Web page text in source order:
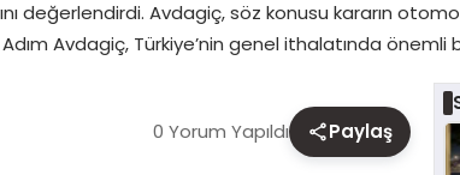
değerlendirdi. Avdagiç, söz konusu kararın
Avdagiç, Türkiye’nin genel ithalatında önemli
0 Yorum Yapıldı Paylaş